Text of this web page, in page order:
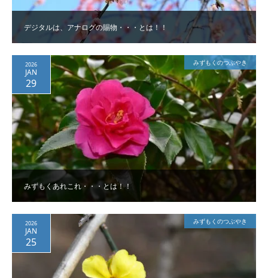
デジタルは、アナログの賜物・・・とは！！
みずもくあれこれ・・・とは！！
2026
JAN
29
みずもくのつぶやき
2026
JAN
25
みずもくのつぶやき